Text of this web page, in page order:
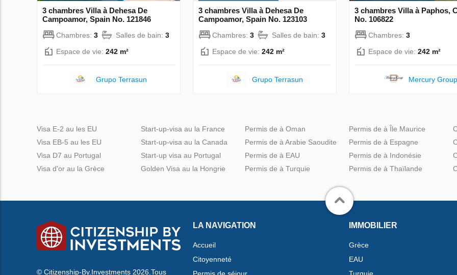
3 chambres Villa à Dehesa De
Campoamor, Spain No. 121846
Chambres: 3 Salles de bain: 3
Espace de vie: 242 m²
Grupo Terrasun
3 chambres Villa à Dehesa De
Campoamor, Spain No. 123103
Chambres: 3 Salles de bain: 3
Espace de vie: 242 m²
Grupo Terrasun
3 chambres Villa à Paphos,
No. 106822
Chambres: 3
Espace de vie: 242 m²
Mercury
Visa E-2 au les EU
Visa EB-5 au les EU
Visa D7 au Portugal
Visa d'or au la Grèce
Start-up-visa au la France
Start-up-visa au la Canada
Start-up visa au Portugal
Golden Visa au la Hongrie
Permis de à Oman
Permis de à Arabie Saoudite
Permis de à EAU
Permis de à Turquie
Permis de à Île Maurice
Permis de à Espagne
Permis de à Indonésie
Permis de à Thaïlande
© Citizenship-By.Investments 2026.Tous
LA NAVIGATION
Accueil
Citoyenneté
Permis de séjour
IMMOBILIER
Grèce
EAU
Turquie